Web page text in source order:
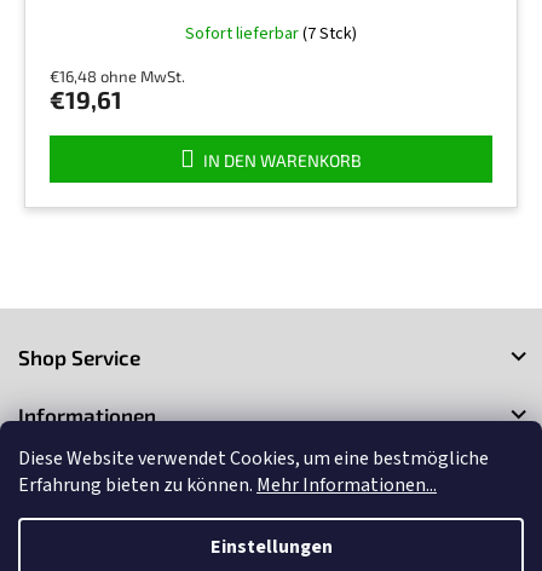
Diese Website verwendet Cookies, um eine bestmögliche
Erfahrung bieten zu können. Mehr Informationen...
Einstellungen
Sofort lieferbar(7 Stck)
€16,48 ohne MwSt.
€19,61
IN DEN WARENKORB
e
Shop Service
Informationen
Kontakt